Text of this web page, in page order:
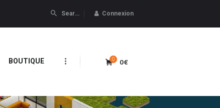
Connexion
BOUTIQUE 0€
0